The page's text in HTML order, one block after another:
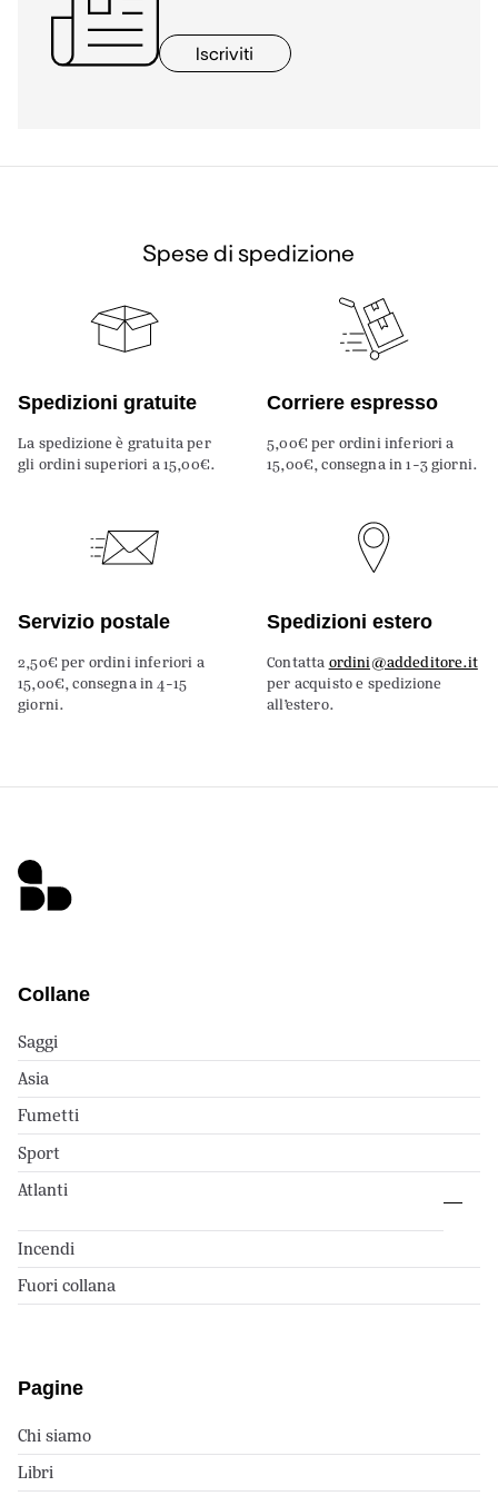
Iscriviti
Spese di spedizione
Spedizioni gratuite
La spedizione è gratuita per
gli ordini superiori a 15,00€.
Corriere espresso
5,00€ per ordini inferiori a
15,00€, consegna in 1-3 giorni.
Servizio postale
2,50€ per ordini inferiori a
15,00€, consegna in 4-15
giorni.
Spedizioni estero
Contatta ordini@addeditore.it
per acquisto e spedizione
all’estero.
Collane
Saggi
Asia
Fumetti
Sport
Atlanti
Incendi
Fuori collana
Pagine
Chi siamo
Libri